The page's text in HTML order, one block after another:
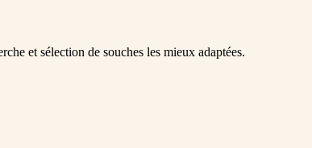
et sélection de souches les mieux adaptées.